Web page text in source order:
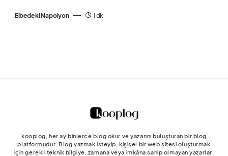
Elbede ki Napolyon 1 dk
kooplog, her ay binlerce blog okur ve yazarını buluşturan bir blog
platformudur. Blog yazmak isteyip, kişisel bir web sitesi oluşturmak
için gerekli teknik bilgiye, zamana veya imkâna sahip olmayan yazarlar,